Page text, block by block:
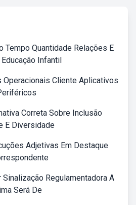
Tempo Quantidade Relações E
Infantil
Operacionais Cliente Aplicativos
Correta Sobre Inclusão
E Diversidade
Adjetivas Em Destaque
Regulamentadora A
Será De